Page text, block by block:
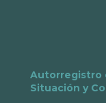
Autorregistro
Situación y